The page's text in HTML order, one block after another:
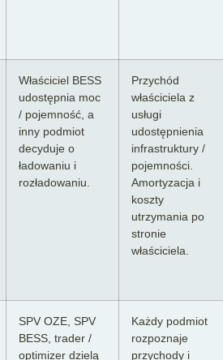
Właściciel BESS
udostępnia moc
/ pojemność, a
inny podmiot
decyduje o
ładowaniu i
rozładowaniu.
Przychód
właściciela z
usługi
udostępnienia
infrastruktury /
pojemności.
Amortyzacja i
koszty
utrzymania po
stronie
właściciela.
SPV OZE, SPV
BESS, trader /
optimizer dzielą
Każdy podmiot
rozpoznaje
przychody i